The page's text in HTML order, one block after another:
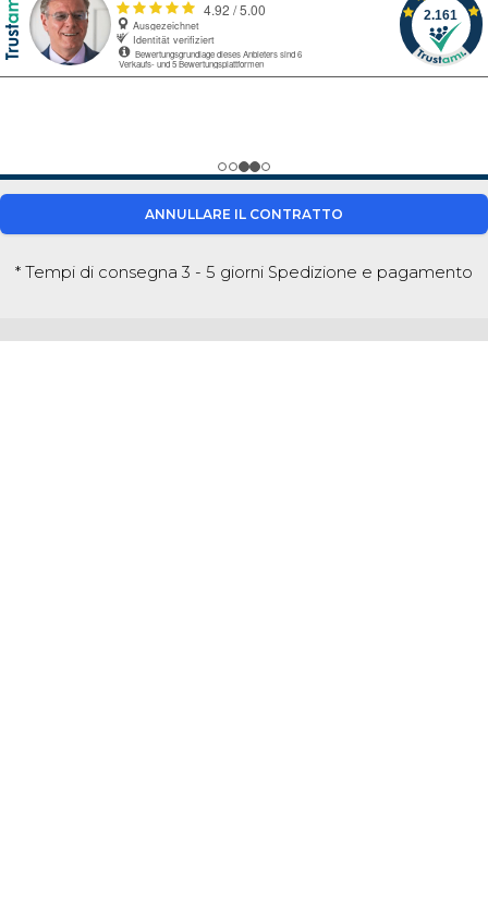
ANNULLARE IL CONTRATTO
* Tempi di consegna 3 - 5 giorni Spedizione e pagamento